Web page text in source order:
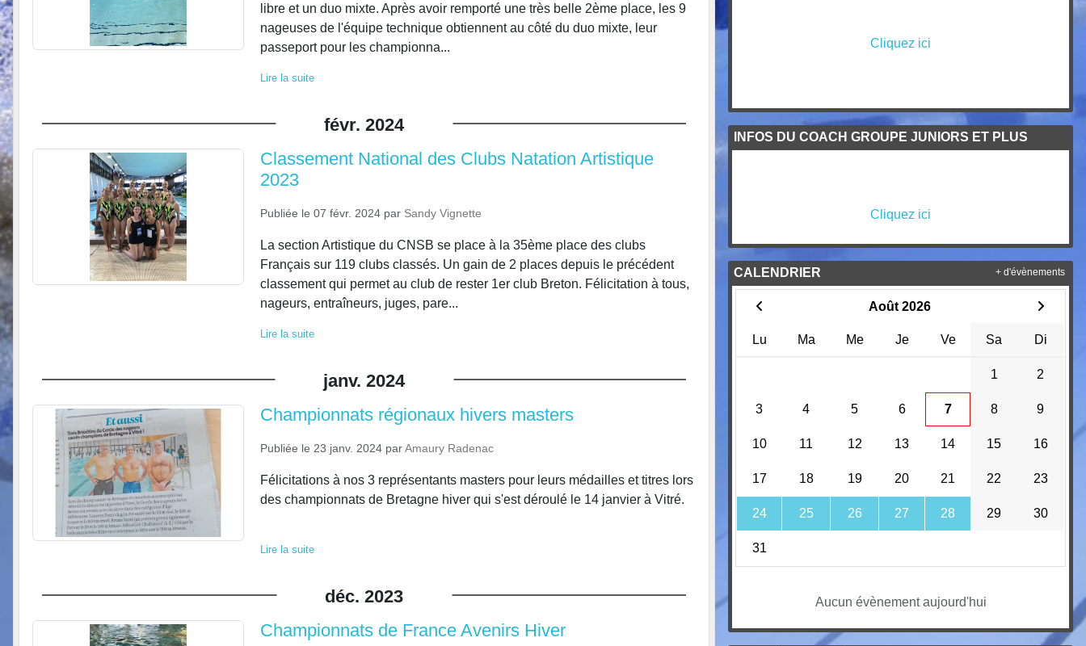
libre et un duo mixte. Après avoir remporté une très belle 2ème place, les 9
nageuses de l'équipe technique obtiennent au côté du duo mixte, leur
passeport pour les championna...
Lire la suite
févr. 2024
Classement National des Clubs Natation Artistique
2023
Publiée le 07 févr. 2024par Sandy Vignette
La section Artistique du CNSB se place à la 35ème place des clubs
Français sur 119 clubs classés. Un gain de 2 places depuis le précédent
classement qui permet au club de rester 1er club Breton. Félicitation à tous,
nageurs, entraîneurs, juges, pare...
Lire la suite
janv. 2024
Championnats régionaux hivers masters
Publiée le 23 janv. 2024parAmaury Radenac
Félicitations à nos 3 représentants masters pour leurs médailles et titres lors
des championnats de Bretagne hiver qui s'est déroulé le 14 janvier à Vitré.
Lire la suite
déc. 2023
Championnats de France Avenirs Hiver
Cliquez ici
INFOS DU COACH GROUPE JUNIORS ET PLUS
Cliquez ici
CALENDRIER
Août 2026
Lu Ma Me Je Ve Sa Di
1 2
3 4 5 6 7 8 9
10 11 12 13 14 15 16
17 18 19 20 21 22 23
24 25 26 27 28 29 30
31
Aucun évènement aujourd'hui
+ d'évènements